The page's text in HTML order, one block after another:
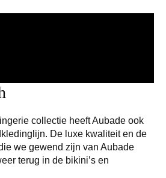
collectie heeft Aubade ook
De luxe kwaliteit en de
we gewend zijn van Aubade
terug in de bikini’s en